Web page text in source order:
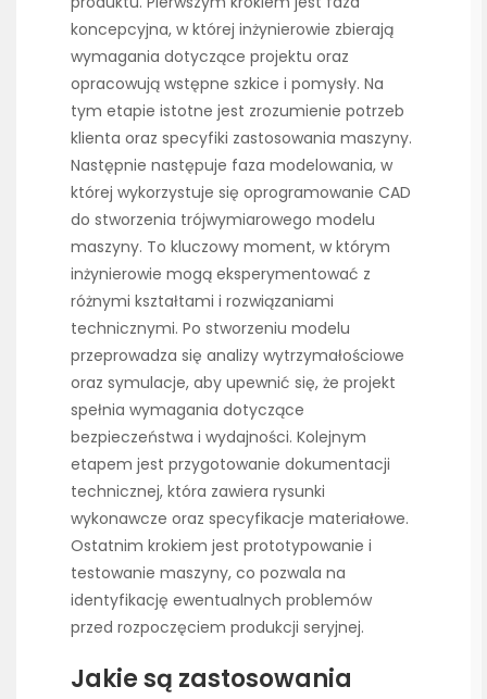
koncepcyjna, w której inżynierowie zbierają
wymagania dotyczące projektu oraz
opracowują wstępne szkice i pomysły. Na
tym etapie istotne jest zrozumienie potrzeb
klienta oraz specyfiki zastosowania maszyny.
Następnie następuje faza modelowania, w
której wykorzystuje się oprogramowanie CAD
do stworzenia trójwymiarowego modelu
maszyny. To kluczowy moment, w którym
inżynierowie mogą eksperymentować z
różnymi kształtami i rozwiązaniami
technicznymi. Po stworzeniu modelu
przeprowadza się analizy wytrzymałościowe
oraz symulacje, aby upewnić się, że projekt
spełnia wymagania dotyczące
bezpieczeństwa i wydajności. Kolejnym
etapem jest przygotowanie dokumentacji
technicznej, która zawiera rysunki
wykonawcze oraz specyfikacje materiałowe.
Ostatnim krokiem jest prototypowanie i
testowanie maszyny, co pozwala na
identyfikację ewentualnych problemów
przed rozpoczęciem produkcji seryjnej.
Jakie są zastosowania